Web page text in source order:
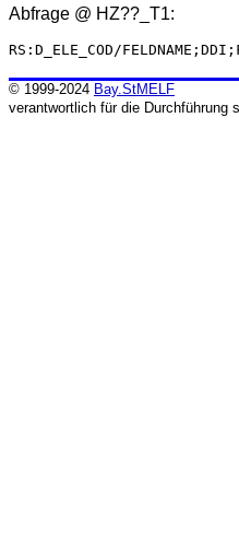
Abfrage @ HZ??_T1:
RS:D_ELE_COD/
© 1999-2024 Bay.StMELF
verantwortlich für die Durchführung